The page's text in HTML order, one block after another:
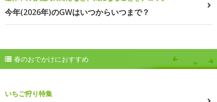
今年(2026年)のGWはいつからいつまで？
春のおでかけにおすすめ
いちご狩り特集